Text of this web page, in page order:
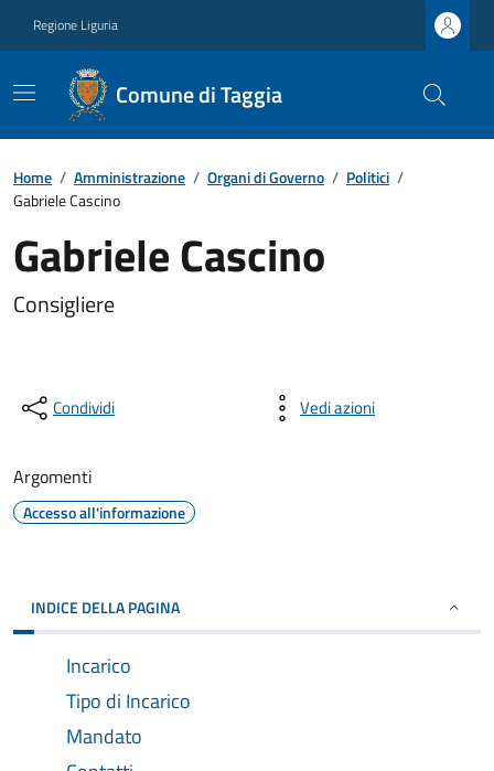
Regione Liguria
Comune di Taggia
Home / Amministrazione / Organi di Governo / Politici /
Gabriele Cascino
Gabriele Cascino
Consigliere
Condividi Vedi azioni
Argomenti
Accesso all'informazione
INDICE DELLA PAGINA
Incarico
Tipo di Incarico
Mandato